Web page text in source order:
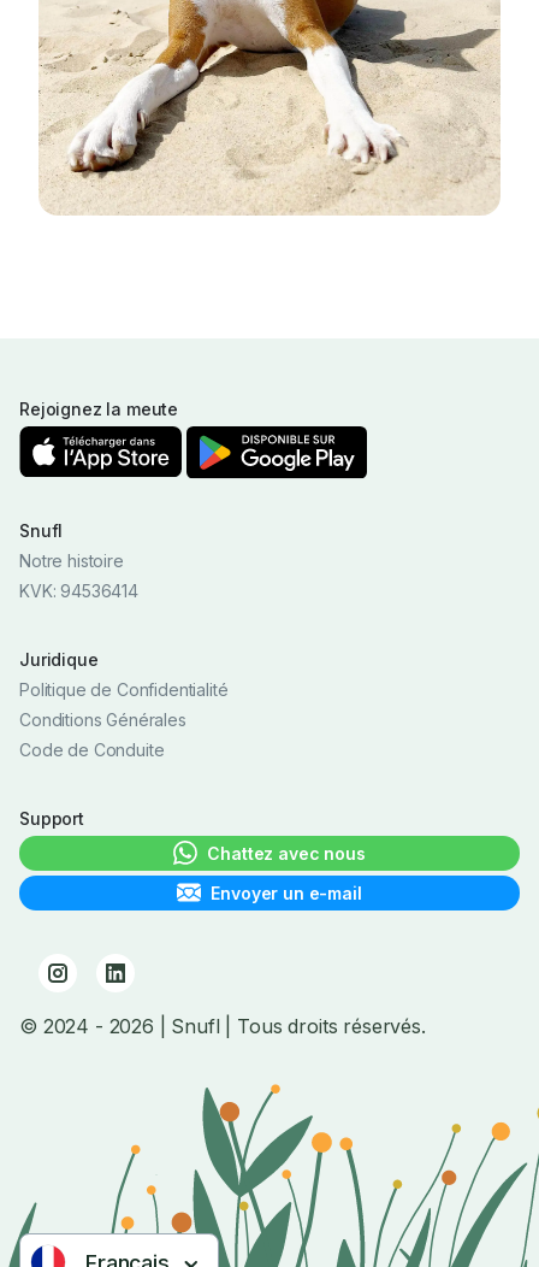
Rejoignez la meute
Snufl
Notre histoire
KVK: 94536414
Juridique
Politique de Confidentialité
Conditions Générales
Code de Conduite
Support
Chattez avec nous
Envoyer un e-mail
© 2024 - 2026 | Snufl | Tous droits réservés.